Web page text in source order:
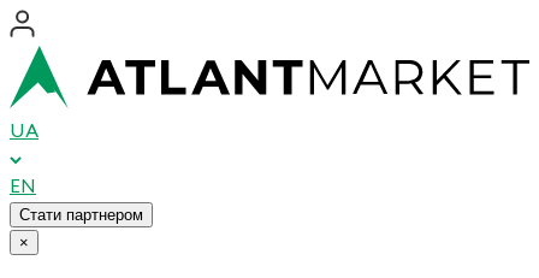
UA
EN
Стати партнером
×